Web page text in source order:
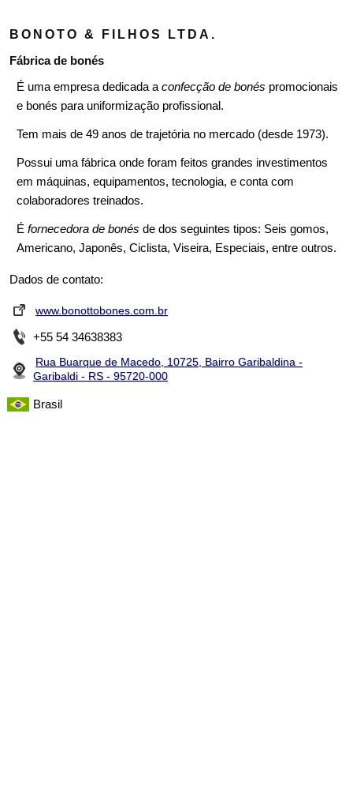
BONOTO & FILHOS LTDA.
Fábrica de bonés
É uma empresa dedicada a confecção de bonés promocionais
e bonés para uniformização profissional.
Tem mais de 49 anos de trajetória no mercado (desde 1973).
Possui uma fábrica onde foram feitos grandes investimentos
em máquinas, equipamentos, tecnologia, e conta com
colaboradores treinados.
É fornecedora de bonés de dos seguintes tipos: Seis gomos,
Americano, Japonês, Ciclista, Viseira, Especiais, entre outros.
Dados de contato:
www.bonottobones.com.br
+55 54 34638383
Rua Buarque de Macedo, 10725, Bairro Garibaldina -
Garibaldi - RS - 95720-000
Brasil